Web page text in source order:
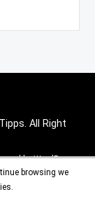
All Right
by WordPress.
browsing we